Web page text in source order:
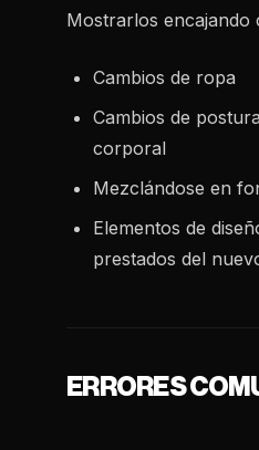
Mostrarlos encajando
Cambios de ropa
Cambios de
corporal
Mezclándose en
Elementos de
prestados del
ERRORES